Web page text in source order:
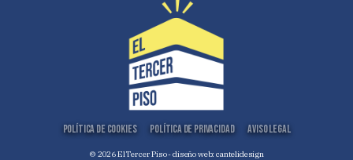
Política de Cookies Política de Privacidad Aviso Legal
© 2026 El Tercer Piso - diseño web:cantelidesign